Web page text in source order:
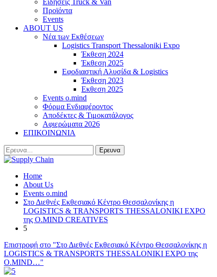
Ειδήσεις Truck & Van
Προϊόντα
Events
ABOUT US
Νέα των Εκθέσεων
Logistics Transport Thessaloniki Expo
Έκθεση 2024
Έκθεση 2025
Εφοδιαστική Αλυσίδα & Logistics
Έκθεση 2023
Εκθεση 2025
Events o.mind
Φόρμα Ενδιαφέροντος
Αποδέκτες & Τιμοκατάλογος
Αφιερώματα 2026
ΕΠΙΚΟΙΝΩΝΙΑ
Home
About Us
Events o.mind
Στο Διεθνές Εκθεσιακό Κέντρο Θεσσαλονίκης η
LOGISTICS & TRANSPORTS THESSALONIKI EXPO
της O.MIND CREATIVES
5
Επιστροφή στο "Στο Διεθνές Εκθεσιακό Κέντρο Θεσσαλονίκης η
LOGISTICS & TRANSPORTS THESSALONIKI EXPO της
O.MIND…"